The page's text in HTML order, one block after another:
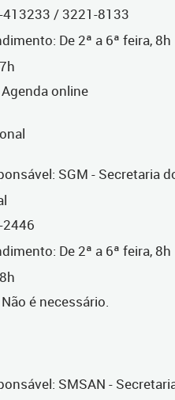
413233 / 3221-8133
De 2ª a 6ª feira, 8h
online
SGM - Secretaria
2446
De 2ª a 6ª feira, 8h
é necessário.
SMSAN -